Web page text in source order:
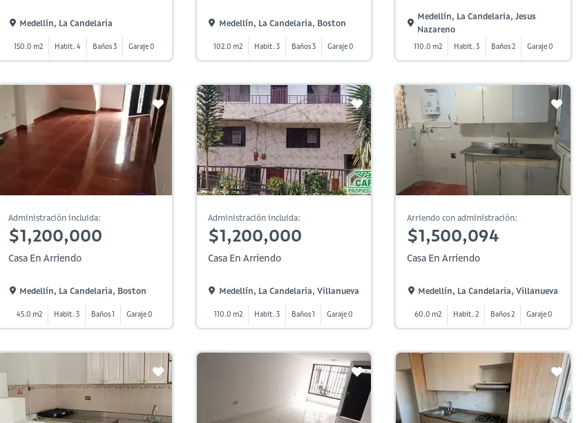
Medellín, La Candelaria
150.0 m2 Habit. 4 Baños 3 Garaje 0
Medellín, La Candelaria, Boston
102.0 m2 Habit. 3 Baños 3 Garaje 0
Medellín, La Candelaria, Jesus
Nazareno
110.0 m2 Habit. 3 Baños 2 Garaje 0
Administración incluida:
$1,200,000
Casa En Arriendo
Medellín, La Candelaria, Boston
45.0 m2 Habit. 3 Baños 1 Garaje 0
Administración incluida:
$1,200,000
Casa En Arriendo
Medellín, La Candelaria, Villanueva
110.0 m2 Habit. 3 Baños 1 Garaje 0
Arriendo con administración:
$1,500,094
Casa En Arriendo
Medellín, La Candelaria, Villanueva
60.0 m2 Habit. 2 Baños 2 Garaje 0